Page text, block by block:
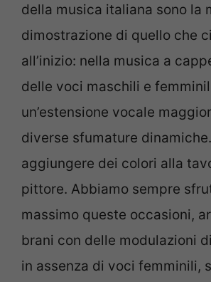
della musica italiana sono la
dimostrazione di quello che
all’inizio: nella musica a
delle voci maschili e
un’estensione vocale
diverse sfumature
aggiungere dei colori alla
pittore. Abbiamo sempre
massimo queste occasioni,
brani con delle modulazioni
in assenza di voci femminili,